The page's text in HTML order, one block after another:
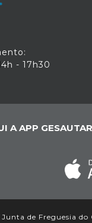
- 17h30
A APP
de Freguesia do